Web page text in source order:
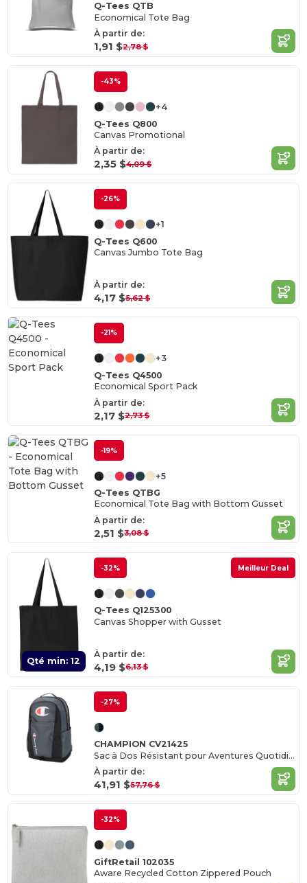
Q-Tees QTB
Economical Tote Bag
À partir de:
1,91 $2,78 $
-43%
+4
Q-Tees Q800
Canvas Promotional
À partir de:
2,35 $4,09 $
-26%
+1
Q-Tees Q600
Canvas Jumbo Tote Bag
À partir de:
4,17 $5,62 $
-21%
+3
Q-Tees Q4500
Economical Sport Pack
À partir de:
2,17 $2,73 $
-19%
+5
Q-Tees QTBG
Economical Tote Bag with Bottom Gusset
À partir de:
2,51 $3,08 $
Qté min: 12
-32% Meilleur Deal
Q-Tees Q125300
Canvas Shopper with Gusset
À partir de:
4,19 $6,13 $
-27%
CHAMPION CV21425
Sac à Dos Résistant pour Aventures Quotidiennes
À partir de:
41,91 $57,76 $
-32%
GiftRetail 102035
Aware Recycled Cotton Zippered Pouch